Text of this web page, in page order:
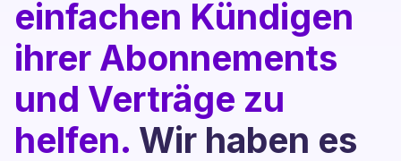
einfachen Kündigen
ihrer Abonnements
und Verträge zu
helfen. Wir haben es